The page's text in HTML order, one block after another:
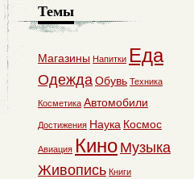
Темы
Магазины Напитки Еда
ОдеждаОбувь Техника
Косметика Автомобили
Достижения Наука Космос
Авиация Кино Музыка
Живопись Книги